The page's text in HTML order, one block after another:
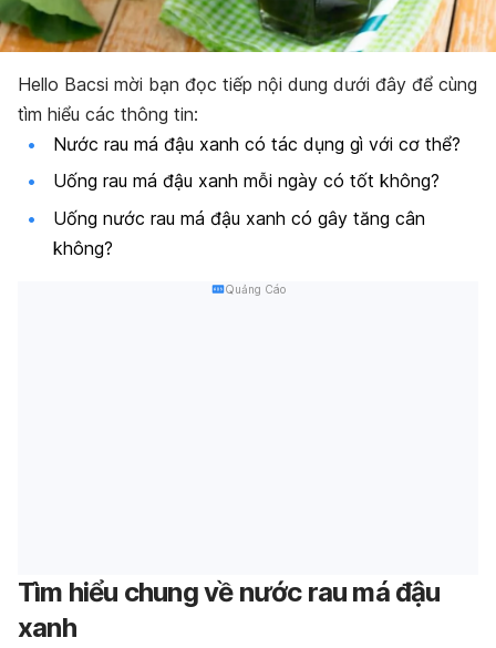
Hello Bacsi mời bạn đọc tiếp nội dung dưới đây để cùng
tìm hiểu các thông tin:
Nước rau má đậu xanh có tác dụng gì với cơ thể?
Uống rau má đậu xanh mỗi ngày có tốt không?
Uống nước rau má đậu xanh có gây tăng cân
không?
Quảng Cáo
Tìm hiểu chung về nước rau má đậu
xanh